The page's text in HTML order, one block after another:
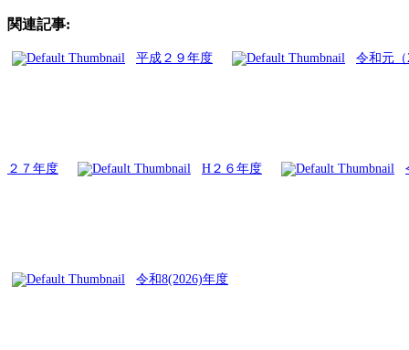
関連記事:
平成２９年度 令和元
２７年度 H２６年度
令和8(2026)年度